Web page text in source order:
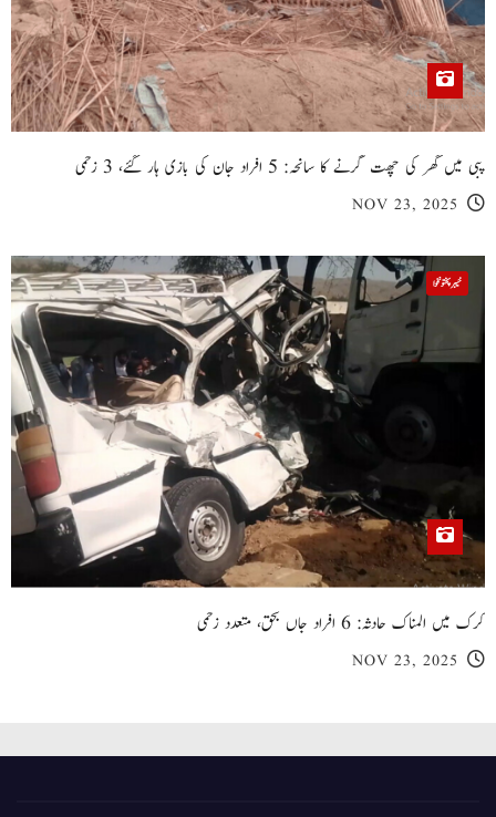
پبی میں گھر کی چھت گرنے کا سانحہ: 5 افراد جان کی بازی ہار گئے، 3 زخمی
NOV 23, 2025
خیبر پختونخوا
کرک میں المناک حادثہ: 6 افراد جاں بحق، متعدد زخمی
NOV 23, 2025